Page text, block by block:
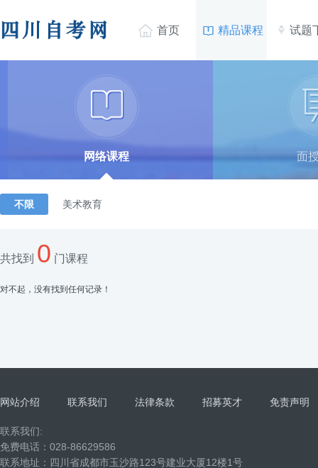
 首页  精品课程  试题
网络课程 面
不限 美术教育
共找到 0 门课程
对不起，没有找到任何记录！
网站介绍 联系我们 法律条款 招募英才 免责声明
联系我们:
免费电话：028-86629586
联系地址：四川省成都市玉沙路123号建业大厦12楼1号